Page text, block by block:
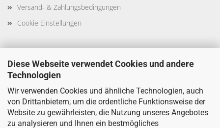
Diese Webseite verwendet Cookies und andere
Technologien
Wir verwenden Cookies und ähnliche Technologien, auch
von Drittanbietern, um die ordentliche Funktionsweise der
Website zu gewährleisten, die Nutzung unseres Angebotes
zu analysieren und Ihnen ein bestmögliches
Versand- & Zahlungsbedingungen
Cookie Einstellungen
Sicher Einkaufen